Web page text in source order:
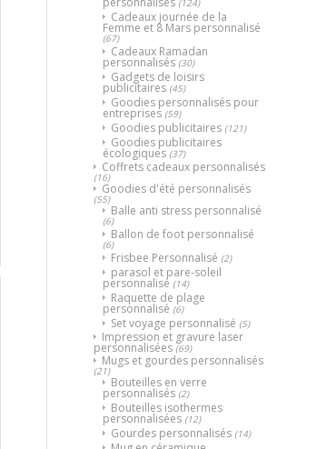
Cadeaux journée de la
Femme et 8 Mars personnalisé
(67)
Cadeaux Ramadan
personnalisés (30)
Gadgets de loisirs
publicitaires (45)
Goodies personnalisés pour
entreprises (59)
Goodies publicitaires (121)
Goodies publicitaires
écologiques (37)
Coffrets cadeaux personnalisés
(16)
Goodies d'été personnalisés
(55)
Balle anti stress personnalisé
(6)
Ballon de foot personnalisé
(6)
Frisbee Personnalisé (2)
parasol et pare-soleil
personnalisé (14)
Raquette de plage
personnalisé (6)
Set voyage personnalisé (5)
Impression et gravure laser
personnalisées (69)
Mugs et gourdes personnalisés
(21)
Bouteilles en verre
personnalisés (2)
Bouteilles isothermes
personnalisées (12)
Gourdes personnalisés (14)